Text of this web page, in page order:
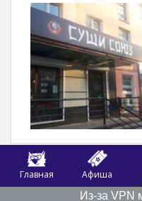
Главная Афиша
Из-за VPN